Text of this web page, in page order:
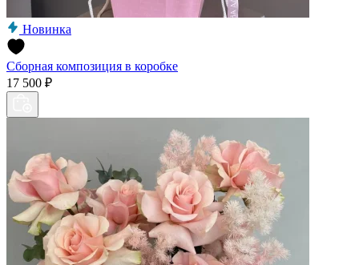
Новинка
Сборная композиция в коробке
17 500 ₽